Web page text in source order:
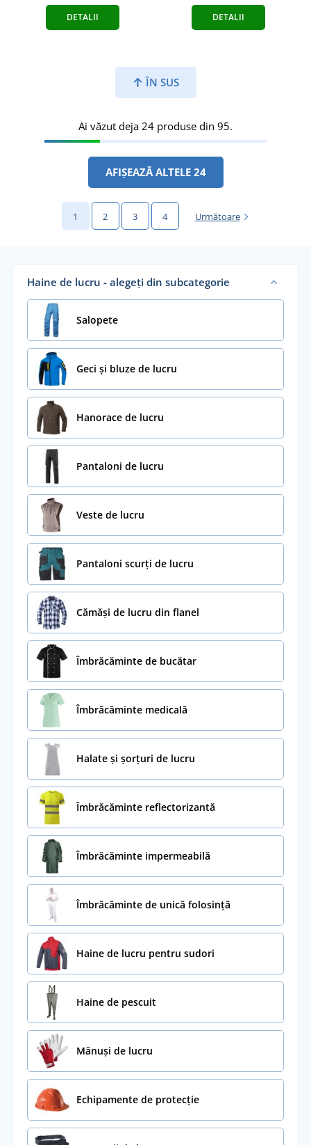
DETALII DETALII
ÎN SUS
Ai văzut deja 24 produse din 95.
AFIȘEAZĂ ALTELE 24
1 2 3 4 Următoare
Haine de lucru - alegeți din subcategorie
Salopete
Geci și bluze de lucru
Hanorace de lucru
Pantaloni de lucru
Veste de lucru
Pantaloni scurți de lucru
Cămăși de lucru din flanel
Îmbrăcăminte de bucătar
Îmbrăcăminte medicală
Halate și șorțuri de lucru
Îmbrăcăminte reflectorizantă
Îmbrăcăminte impermeabilă
Îmbrăcăminte de unică folosință
Haine de lucru pentru sudori
Haine de pescuit
Mănuși de lucru
Echipamente de protecție